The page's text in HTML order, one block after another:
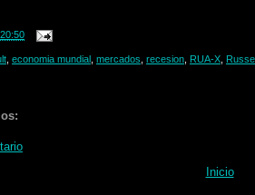
20:50
economia mundial mercados recesion RUA-X
Inicio